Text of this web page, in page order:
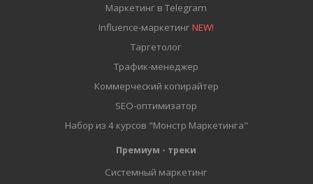
Маркетинг в Telegram
Influence-маркетингNEW!
Таргетолог
Трафик-менеджер
Коммерческий копирайтер
SEO-оптимизатор
Набор из 4 курсов "Монстр Маркетинга"
Премиум - треки
Системный маркетинг